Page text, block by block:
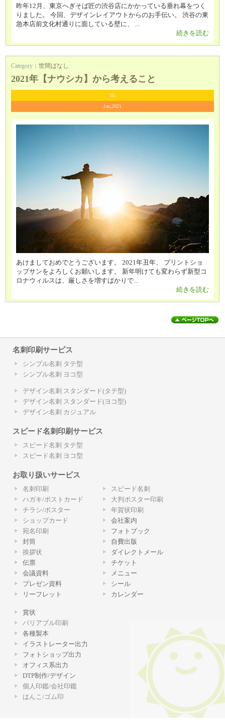
昨年12月、東京へぎそば匠の渋谷店にかかっている垂れ幕をつく
りました。 今回、デザインレイアウトからのお手伝い。 渋谷の東
急本店前文化村通りに面している壁に、 ...
続きを読む
Category ：世間ばなし
2021年【ナウシカ】から考えること
05
Jan,2021
あけましておめでとうございます。 2021年丑年、 プリントショ
ップサンをよろしくお願いします。 新年明けても変わらず新型コ
ロナウィルスは、厳しさを増すばかりで...
続きを読む
名刺印刷サービス
シンプル名刺 タテ型
シンプル名刺 ヨコ型
デザイン名刺 スタンダード(タテ型)
デザイン名刺 スタンダード(ヨコ型)
デザイン名刺 カジュアル
スピード名刺印刷サービス
スピード名刺 タテ型
スピード名刺 ヨコ型
お取り扱いサービス
名刺印刷
ハガキ/ポストカード
チラシ/ポスター
ショップカード
宛名印刷
封筒
挨拶状
伝票
会議資料
プレゼン資料
リーフレット
スピード名刺
大判ポスター印刷
年賀状印刷
会社案内
フォトブック
自費出版
ダイレクトメール
チケット
メニュー
シール
カレンダー
賞状
バリアブル印刷
各種製本
イラストレーター出力
フォトショップ出力
オフィス系出力
DTP制作/デザイン
個人印鑑/会社印鑑
はんこ/ゴム印